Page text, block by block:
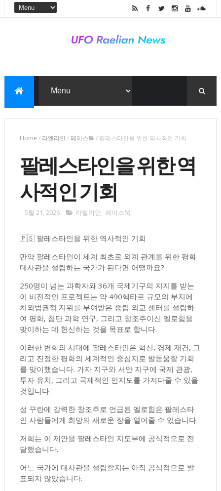
Home / 라엘리안/페이스북 / 팔레스타인을 위한 역사적인 기회
팔레스타인을 위한 역
사적인 기회
5월 21, 2026 라엘리안, 페이스북
🇵🇸 팔레스타인을 위한 역사적인 기회
만약 팔레스타인이 세계 최초로 외계 관계를 위한 평화
대사관을 설립하는 국가가 된다면 어떨까요?
250명이 넘는 과학자와 36개 국제기구의 지지를 받는
이 비전적인 프로젝트는 약 490헥타르 규모의 부지에
치외법권적 지위를 부여받은 중립 외교 센터를 설립하
여 평화, 첨단 과학 연구, 그리고 창조주이신 엘로힘을
맞이하는 데 헌신하는 것을 목표로 합니다.
이러한 변화의 시대에 팔레스타인은 혁신, 경제 재건, 그
리고 진정한 평화의 세계적인 중심지로 발돋움할 기회
를 맞이했습니다. 가자 지구와 서안 지구에 국제 관광,
투자 유치, 그리고 국제적인 인지도를 가져다줄 수 있을
것입니다.
성 꾸란에 강력한 창조주로 언급된 엘로힘은 팔레스타
인 사람들에게 희망의 새로운 장을 열어줄 수 있습니다.
저희는 이 제안을 팔레스타인 지도부에 공식적으로 전
달했습니다.
어느 국가에 대사관을 설립할지는 아직 공식적으로 발
표되지 않았습니다.